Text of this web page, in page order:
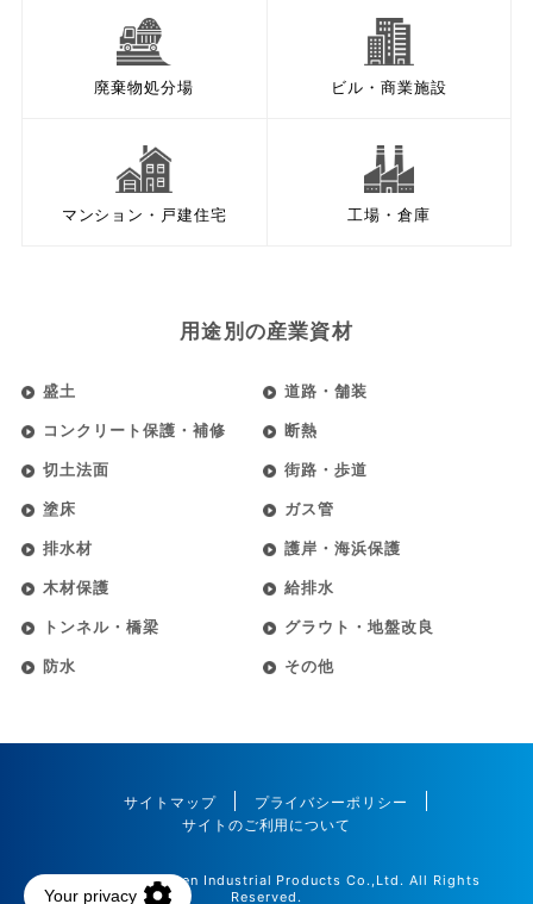
廃棄物処分場 ビル・商業施設
マンション・戸建住宅 工場・倉庫
用途別の産業資材
盛土 道路・舗装
コンクリート保護・補修 断熱
切土法面 街路・歩道
塗床 ガス管
排水材 護岸・海浜保護
木材保護 給排水
トンネル・橋梁 グラウト・地盤改良
防水 その他
サイトマップ
プライバシーポリシー
サイトのご利用について
©2025 Maedakosen Industrial Products Co.,Ltd. All Rights
Reserved.